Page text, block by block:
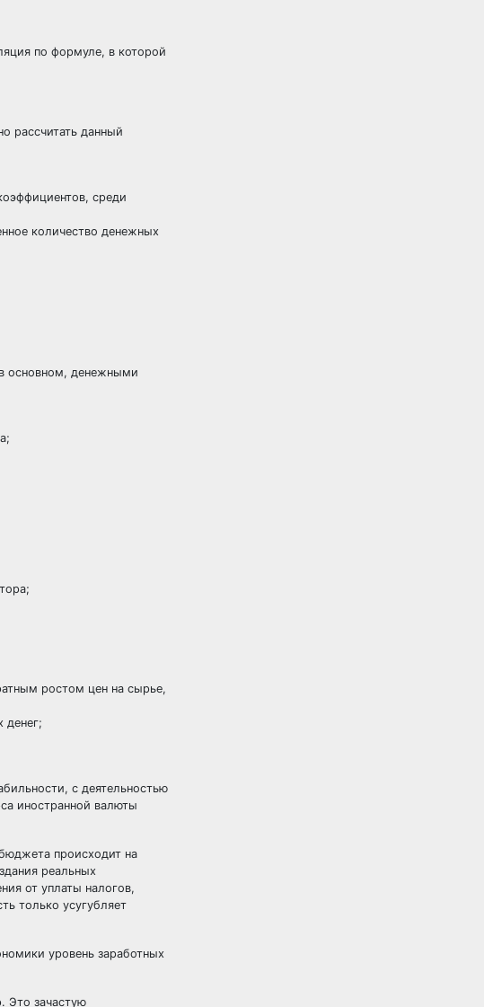
по формуле, в которой
рассчитать данный
среди
количество денежных
основном, денежными
ростом цен на сырье,
денег;
с деятельностью
иностранной валюты
происходит на
реальных
от уплаты налогов,
только усугубляет
уровень заработных
Это зачастую